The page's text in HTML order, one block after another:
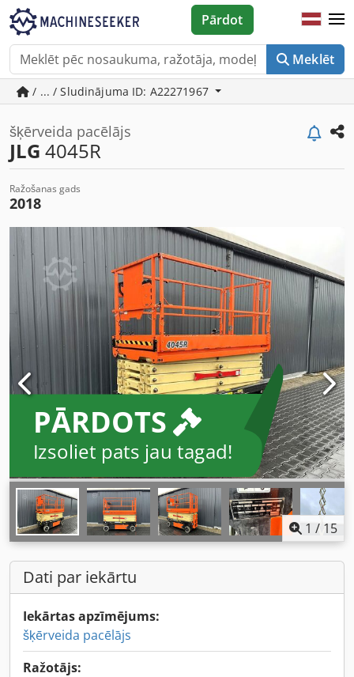
Meklēt
Pārdot
/ ... / Sludinājuma ID: A22271967
šķērveida pacēlājs
JLG 4045R
Ražošanas gads
2018
PĀRDOTS
Izsoliet pats jau tagad!
1 / 15
Dati par iekārtu
Iekārtas apzīmējums:
šķērveida pacēlājs
Ražotājs: